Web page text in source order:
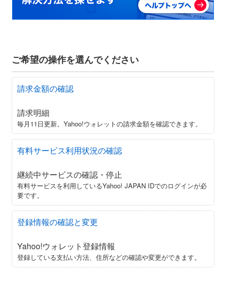
ご希望の操作を選んでください
請求金額の確認
請求明細
毎月11日更新。Yahoo!ウォレットの請求金額を確認できます。
有料サービス利用状況の確認
継続中サービスの確認・停止
有料サービスを利用しているYahoo! JAPAN IDでのログインが必
要です。
登録情報の確認と変更
Yahoo!ウォレット登録情報
登録している支払い方法、住所などの確認や変更ができます。